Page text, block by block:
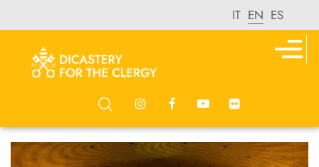
IT EN ES